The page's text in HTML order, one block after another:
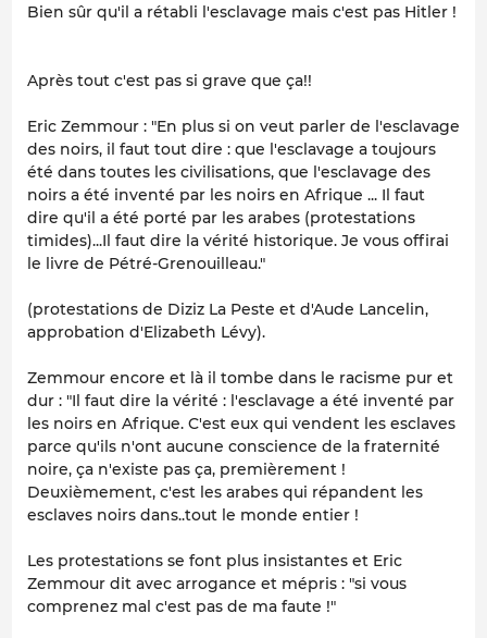
Bien sûr qu'il a rétabli l'esclavage mais c'est pas Hitler !
Après tout c'est pas si grave que ça!!
Eric Zemmour : "En plus si on veut parler de l'esclavage
des noirs, il faut tout dire : que l'esclavage a toujours
été dans toutes les civilisations, que l'esclavage des
noirs a été inventé par les noirs en Afrique ... Il faut
dire qu'il a été porté par les arabes (protestations
timides)...Il faut dire la vérité historique. Je vous offirai
le livre de Pétré-Grenouilleau."
(protestations de Diziz La Peste et d'Aude Lancelin,
approbation d'Elizabeth Lévy).
Zemmour encore et là il tombe dans le racisme pur et
dur : "Il faut dire la vérité : l'esclavage a été inventé par
les noirs en Afrique. C'est eux qui vendent les esclaves
parce qu'ils n'ont aucune conscience de la fraternité
noire, ça n'existe pas ça, premièrement !
Deuxièmement, c'est les arabes qui répandent les
esclaves noirs dans..tout le monde entier !
Les protestations se font plus insistantes et Eric
Zemmour dit avec arrogance et mépris : "si vous
comprenez mal c'est pas de ma faute !"